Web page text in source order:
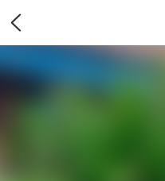
Opens in a new tab